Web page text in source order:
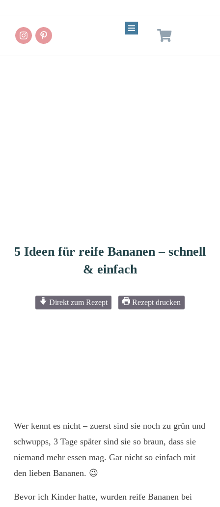
5 Ideen für reife Bananen – schnell
& einfach
Direkt zum Rezept Rezept drucken
Wer kennt es nicht – zuerst sind sie noch zu grün und
schwupps, 3 Tage später sind sie so braun, dass sie
niemand mehr essen mag. Gar nicht so einfach mit
den lieben Bananen. 😉
Bevor ich Kinder hatte, wurden reife Bananen bei